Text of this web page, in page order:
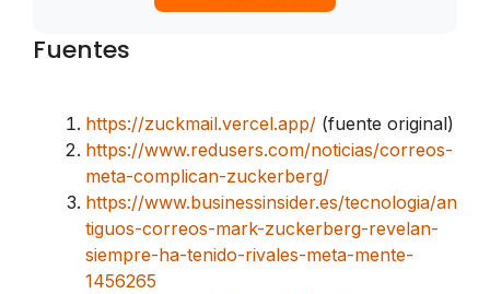
Fuentes
https://zuckmail.vercel.app/ (fuente original)
https://www.redusers.com/noticias/correos-
meta-complican-zuckerberg/
https://www.businessinsider.es/tecnologia/an
tiguos-correos-mark-zuckerberg-revelan-
siempre-ha-tenido-rivales-meta-mente-
1456265